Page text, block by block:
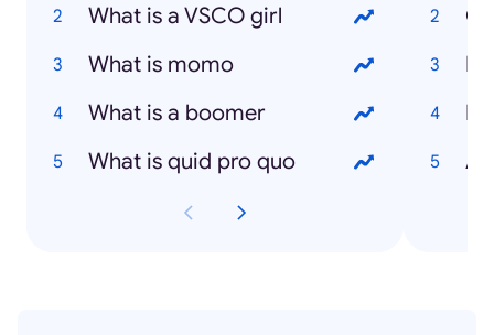
What is a VSCO girl
What is momo
What is a boomer
What is quid pro quo